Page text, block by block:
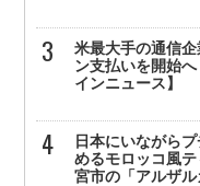
米最大手の通信
ン支払いを開始
インニュース】
日本にいながら
めるモロッコ風
宮市の「アルザル